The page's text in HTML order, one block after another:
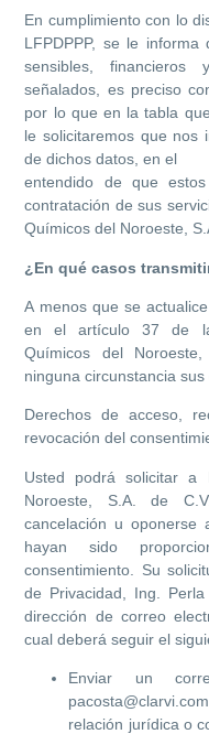
En cumplimiento con lo
LFPDPPP, se le
sensibles,
señalados, es preciso
por lo que en la tabla
le solicitaremos que nos
de dichos datos, en el
entendido de que
contratación de sus
Químicos del Noroeste,
¿En qué casos
A menos que se
en el artículo 37 de la
Químicos del
ninguna circunstancia sus
Derechos de acceso,
revocación del
Usted podrá solicitar a
Noroeste, S.A. de
cancelación u
hayan sido
consentimiento. Su
de Privacidad, Ing.
dirección de correo
cual deberá seguir el
Enviar un
relación jurídica o